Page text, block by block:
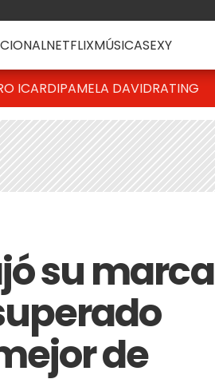
NETFLIXMÚSICASEXY
ICARDIPAMELA DAVIDRATING
su marca
de